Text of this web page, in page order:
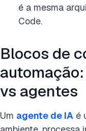
é a mesma
Code.
Blocos de
vs agentes
Um agente de IA é